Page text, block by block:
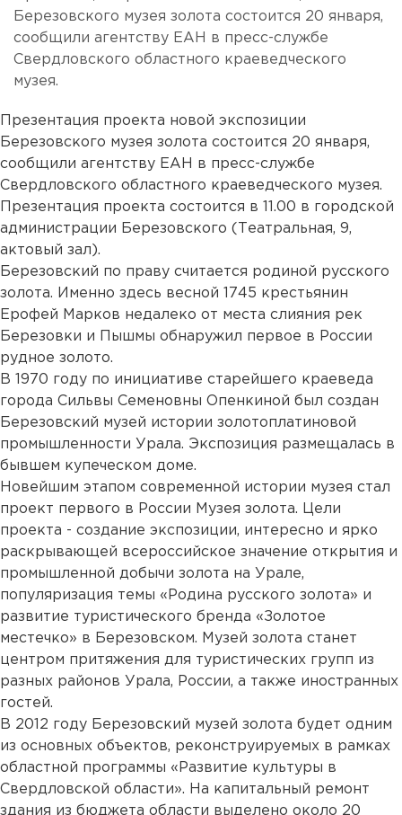
Березовского музея золота состоится 20 января,
сообщили агентству ЕАН в пресс-службе
Свердловского областного краеведческого
музея.
Презентация проекта новой экспозиции
Березовского музея золота состоится 20 января,
сообщили агентству ЕАН в пресс-службе
Свердловского областного краеведческого музея.
Презентация проекта состоится в 11.00 в городской
администрации Березовского (Театральная, 9,
актовый зал).
Березовский по праву считается родиной русского
золота. Именно здесь весной 1745 крестьянин
Ерофей Марков недалеко от места слияния рек
Березовки и Пышмы обнаружил первое в России
рудное золото.
В 1970 году по инициативе старейшего краеведа
города Сильвы Семеновны Опенкиной был создан
Березовский музей истории золотоплатиновой
промышленности Урала. Экспозиция размещалась в
бывшем купеческом доме.
Новейшим этапом современной истории музея стал
проект первого в России Музея золота. Цели
проекта - создание экспозиции, интересно и ярко
раскрывающей всероссийское значение открытия и
промышленной добычи золота на Урале,
популяризация темы «Родина русского золота» и
развитие туристического бренда «Золотое
местечко» в Березовском. Музей золота станет
центром притяжения для туристических групп из
разных районов Урала, России, а также иностранных
гостей.
В 2012 году Березовский музей золота будет одним
из основных объектов, реконструируемых в рамках
областной программы «Развитие культуры в
Свердловской области». На капитальный ремонт
здания из бюджета области выделено около 20